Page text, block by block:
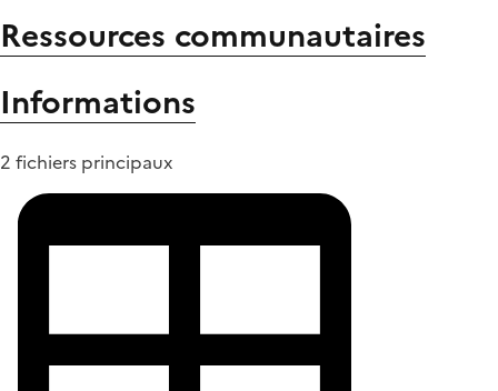
Ressources communautaires
Informations
2 fichiers principaux